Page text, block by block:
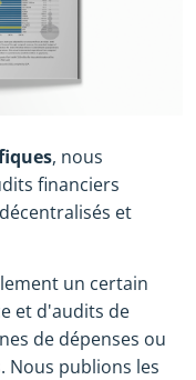
, nous
financiers
et
un certain
et d'audits de
de dépenses ou
Nous publions les